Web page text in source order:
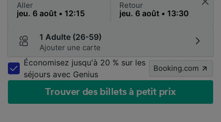
Aller Retour
1 Adulte (26-59)
Ajouter une carte
Économisez jusqu'à 20 % sur les
séjours avec Genius
Booking.com
Trouver des billets à petit prix